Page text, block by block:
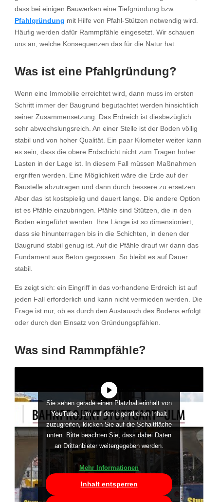
dass bei einigen Bauwerken eine Tiefgründung bzw.
Pfahlgründung mit Hilfe von Pfahl-Stützen notwendig wird.
Häufig werden dafür Rammpfähle eingesetzt. Wir schauen
uns an, welche Konsequenzen das für die Natur hat.
Was ist eine Pfahlgründung?
Wenn eine Immobilie erreichtet wird, dann muss im ersten
Schritt immer der Baugrund begutachtet werden hinsichtlich
seiner Zusammensetzung. Das Erdreich ist diesbezüglich
sehr abwechslungsreich. An einer Stelle ist der Boden völlig
stabil und von hoher Qualität. Ein paar Kilometer weiter kann
es sein, dass die obere Erdschicht nicht zum Tragen hoher
Lasten in der Lage ist. In diesem Fall müssen Maßnahmen
ergriffen werden. Eine Möglichkeit wäre die Erde auf der
Baustelle abzutragen und dann durch bessere zu ersetzen.
Aber das ist kostspielig und dauert lange. Die andere Option
ist es Pfähle einzubringen. Pfähle sind Stützen, die in den
Boden eingeführt werden. Ihre Länge ist so dimensioniert,
dass sie hinunterragen bis in die Schichten, in denen der
Baugrund stabil genug ist. Auf die Pfähle drauf wir dann das
Fundament aus Beton gegossen. So bleibt es auf Dauer
stabil.
Es zeigt sich: ein Eingriff in das vorhandene Erdreich ist auf
jeden Fall erforderlich und kann nicht vermieden werden. Die
Frage ist nur, ob es durch den Austausch des Bodens erfolgt
oder durch den Einsatz von Gründungspfählen.
Was sind Rammpfähle?
Sie sehen gerade einen Platzhalterinhalt von
YouTube. Um auf den eigentlichen Inhalt
zuzugreifen, klicken Sie auf die Schaltfläche
unten. Bitte beachten Sie, dass dabei Daten
an Drittanbieter weitergegeben werden.
Mehr Informationen
Inhalt entsperren